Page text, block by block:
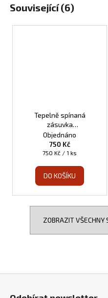
Související (6)
Tepelně spínaná
zásuvka
programovatelná TS10
Objednáno
750 Kč
Měrná
750 Kč / 1 ks
DO KOŠÍKU
ZOBRAZIT VŠECHNY